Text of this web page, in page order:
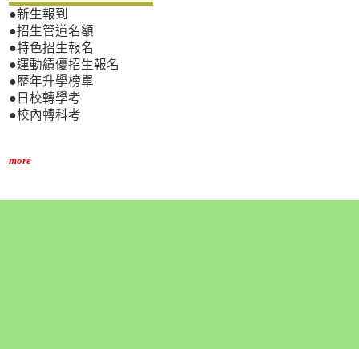
●新生報到
●招生管道名額
●特色招生報名
●運動績優招生報名
●歷年升學榜單
●日校轉學考
●校內轉科考
more